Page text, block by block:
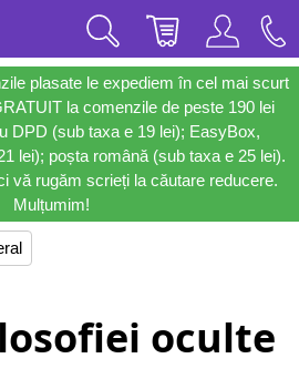
plasate le expediem în cel mai scurt
la comenzile de peste 190 lei
DPD (sub taxa e 19 lei); EasyBox,
lei); poșta română (sub taxa e 25 lei).
vă rugăm scrieți la căutare reducere.
Mulțumim!
oculte